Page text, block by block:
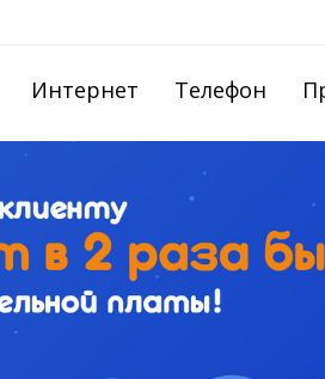
Интернет Телефон